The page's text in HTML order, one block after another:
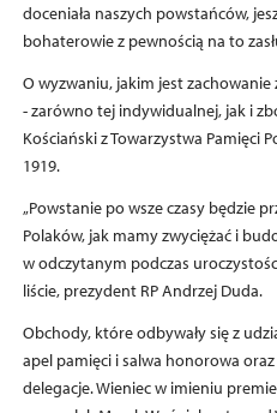
doceniała naszych powstańców,
bohaterowie z pewnością na to
O wyzwaniu, jakim jest
- zarówno tej indywidualnej, jak i
Kościański z Towarzystwa Pamięci
1919.
„Powstanie po wsze czasy będzie
Polaków, jak mamy zwyciężać i
w odczytanym podczas
liście, prezydent RP Andrzej Duda.
Obchody, które odbywały się z
apel pamięci i salwa honorowa
delegacje. Wieniec w imieniu